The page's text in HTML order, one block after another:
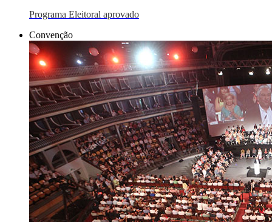
Programa Eleitoral aprovado
Convenção